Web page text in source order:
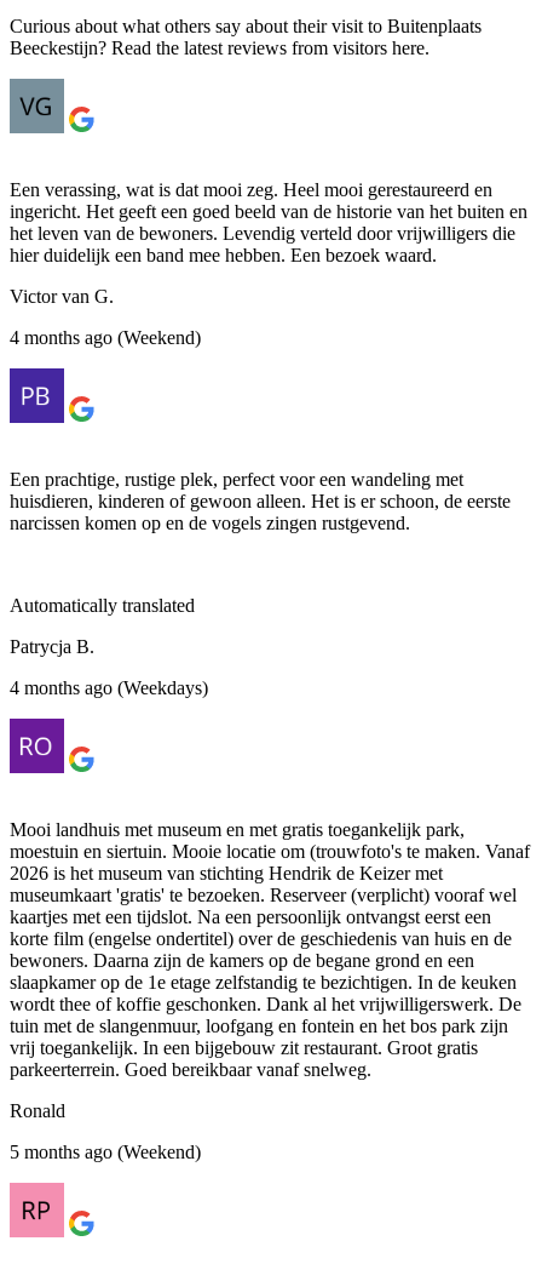
Curious about what others say about their visit to Buitenplaats
Beeckestijn? Read the latest reviews from visitors here.
Een verassing, wat is dat mooi zeg. Heel mooi gerestaureerd en
ingericht. Het geeft een goed beeld van de historie van het buiten en
het leven van de bewoners. Levendig verteld door vrijwilligers die
hier duidelijk een band mee hebben. Een bezoek waard.
Victor van G.
4 months ago (Weekend)
Een prachtige, rustige plek, perfect voor een wandeling met
huisdieren, kinderen of gewoon alleen. Het is er schoon, de eerste
narcissen komen op en de vogels zingen rustgevend.
Automatically translated
Patrycja B.
4 months ago (Weekdays)
Mooi landhuis met museum en met gratis toegankelijk park,
moestuin en siertuin. Mooie locatie om (trouwfoto's te maken. Vanaf
2026 is het museum van stichting Hendrik de Keizer met
museumkaart 'gratis' te bezoeken. Reserveer (verplicht) vooraf wel
kaartjes met een tijdslot. Na een persoonlijk ontvangst eerst een
korte film (engelse ondertitel) over de geschiedenis van huis en de
bewoners. Daarna zijn de kamers op de begane grond en een
slaapkamer op de 1e etage zelfstandig te bezichtigen. In de keuken
wordt thee of koffie geschonken. Dank al het vrijwilligerswerk. De
tuin met de slangenmuur, loofgang en fontein en het bos park zijn
vrij toegankelijk. In een bijgebouw zit restaurant. Groot gratis
parkeerterrein. Goed bereikbaar vanaf snelweg.
Ronald
5 months ago (Weekend)